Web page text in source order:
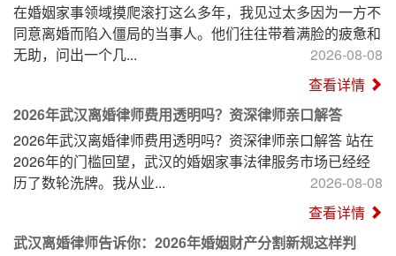
在婚姻家事领域摸爬滚打这么多年，我见过太多因为一方不
同意离婚而陷入僵局的当事人。他们往往带着满脸的疲惫和
无助，问出一个几...
2026-08-08
查看详情
2026年武汉离婚律师费用透明吗？资深律师亲口解答
2026年武汉离婚律师费用透明吗？资深律师亲口解答 站在
2026年的门槛回望，武汉的婚姻家事法律服务市场已经经
历了数轮洗牌。我从业...
2026-08-08
查看详情
武汉离婚律师告诉你：2026年婚姻财产分割新规这样判